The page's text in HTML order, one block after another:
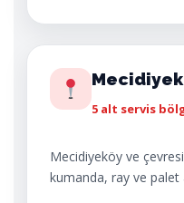
5 alt servis
Mecidiyeköy ve
kumanda, ray ve palet